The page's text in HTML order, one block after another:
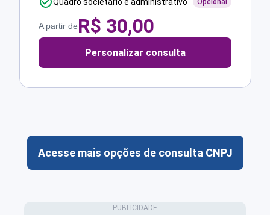
Quadro societário e administrativo Opcional
A partir deR$ 30,00
Personalizar consulta
Acesse mais opções de consulta CNPJ